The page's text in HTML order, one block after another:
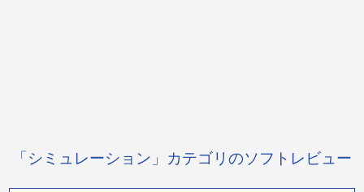
「シミュレーション」カテゴリのソフトレビュー